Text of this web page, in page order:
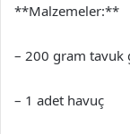
**Malzemeler:**
– 200 gram tavuk
– 1 adet havuç